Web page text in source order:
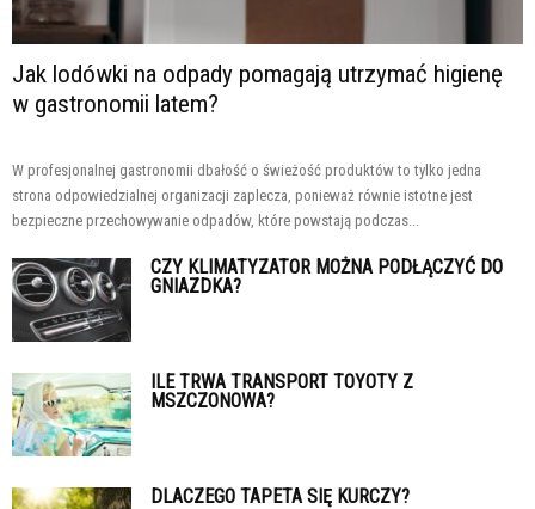
Jak lodówki na odpady pomagają utrzymać higienę
w gastronomii latem?
W profesjonalnej gastronomii dbałość o świeżość produktów to tylko jedna
strona odpowiedzialnej organizacji zaplecza, ponieważ równie istotne jest
bezpieczne przechowywanie odpadów, które powstają podczas...
CZY KLIMATYZATOR MOŻNA PODŁĄCZYĆ DO
GNIAZDKA?
ILE TRWA TRANSPORT TOYOTY Z
MSZCZONOWA?
DLACZEGO TAPETA SIĘ KURCZY?